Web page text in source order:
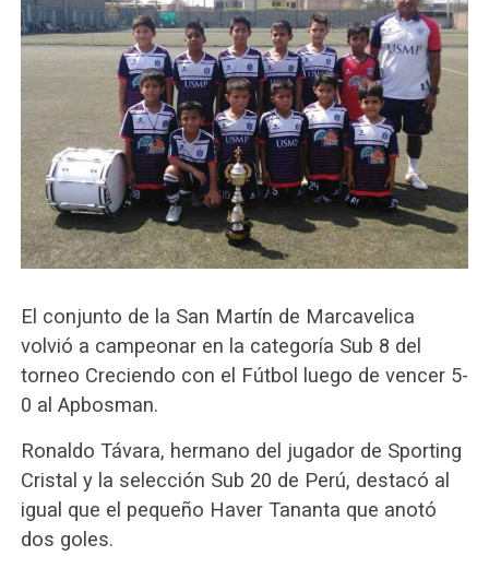
El conjunto de la San Martín de Marcavelica
volvió a campeonar en la categoría Sub 8 del
torneo Creciendo con el Fútbol luego de vencer 5-
0 al Apbosman.
Ronaldo Távara, hermano del jugador de Sporting
Cristal y la selección Sub 20 de Perú, destacó al
igual que el pequeño Haver Tananta que anotó
dos goles.